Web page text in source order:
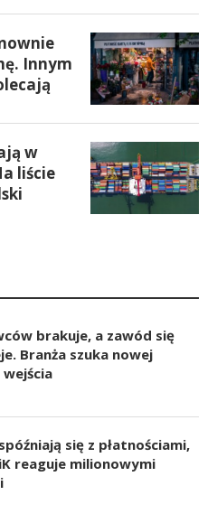
Innym
w
liście
brakuje, a zawód się
Branża szuka nowej
wejścia
się z płatnościami,
reaguje milionowymi